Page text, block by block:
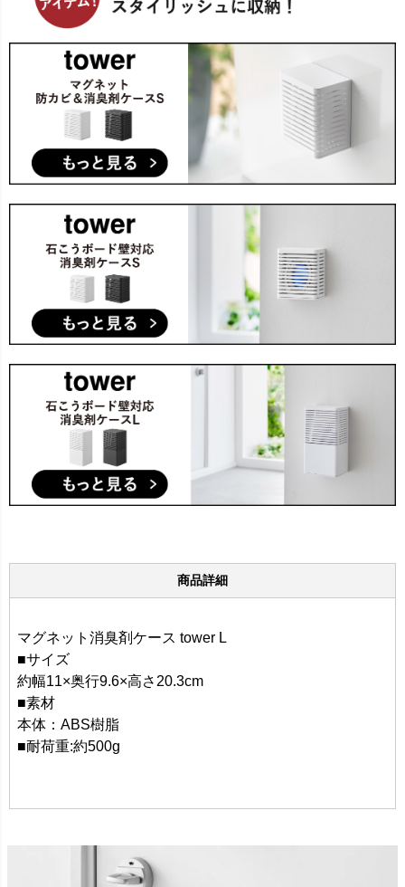
商品詳細
マグネット消臭剤ケース tower L
■サイズ
約幅11×奥行9.6×高さ20.3cm
■素材
本体：ABS樹脂
■耐荷重:約500g